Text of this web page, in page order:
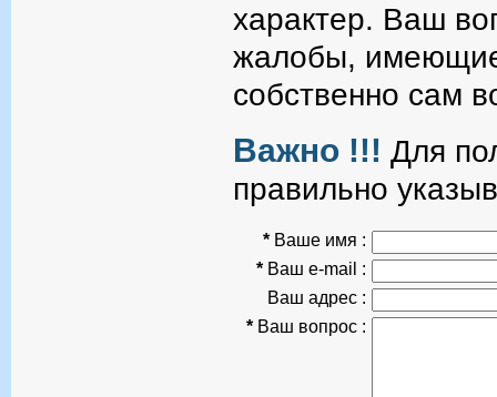
характер. Ваш
жалобы,
собственно сам
Важно !!! Для
правильно
* Ваше имя :
* Ваш e-mail :
Ваш адрес :
* Ваш вопрос :